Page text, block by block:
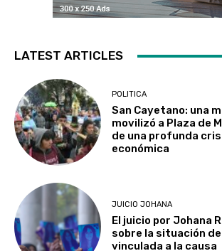
LATEST ARTICLES
POLITICA
San Cayetano: una
movilizó a Plaza de
de una profunda
económica
JUICIO JOHANA
El juicio por Johana
sobre la situación
vinculada a la causa